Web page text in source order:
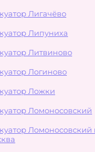
Лигачёво
Липуниха
Литвиново
Логиново
Ложки
Ломоносовский
Ломоносовский